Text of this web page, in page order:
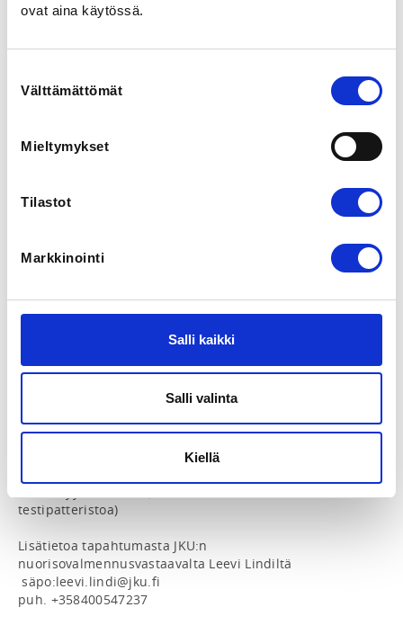
ovat aina käytössä.
valinta
Välttämättömät
Mieltymykset
Tilastot
Markkinointi
Salli kaikki
Salli valinta
Kiellä
Yleisurheilu
Leevi Lindi
Kakki TF-juniorit toimintaan valitut ja 13-15 vuotiaat A-
Suomen Urheiluliiton puolesta testipäivään lauantaina
Suomen piirin urheiljoille JKU. Testipäivässä testataan
urheilijan fyysistä suorituskykyä seuraavasti:
- nopeusvoima: 5-loikka 2 askeleen vauhdilla ja
kuulanheitto alta eteen
- liikkuvuus: lapakääntö, eteentaivutus, valakyykky
testipatteristoa)
Lisätietoa tapahtumasta JKU:n
nuorisovalmennusvastaavalta Leevi Lindiltä
säpo:leevi.lindi@jku.fi
puh. +358400547237